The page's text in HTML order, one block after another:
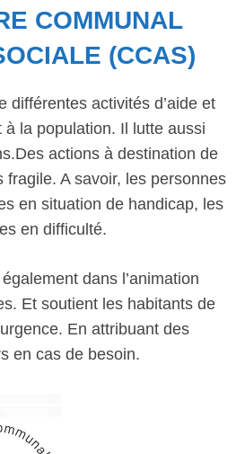
COMMUNAL
(CCAS)
différentes activités d’aide et
à la population. Il lutte aussi
actions à destination de
fragile. A savoir, les personnes
en situation de handicap, les
en difficulté.
dans l’animation
Et soutient les habitants de
En attribuant des
en cas de besoin.